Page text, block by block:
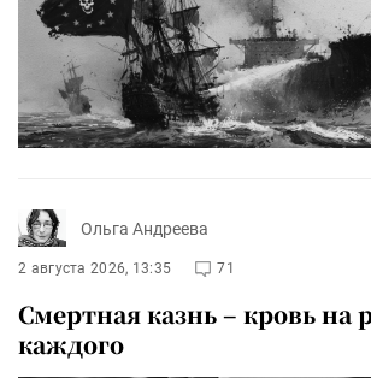
Ольга Андреева
2 августа 2026, 13:35 71
Смертная казнь – кровь на
каждого